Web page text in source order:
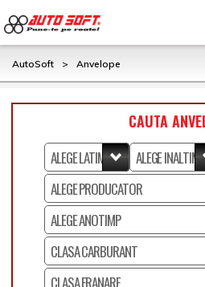
AutoSoft > Anvelope
CAUTA